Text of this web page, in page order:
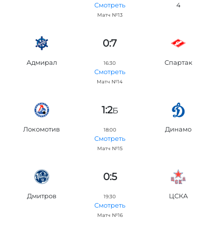
Смотреть
Матч №13
4
0:7
Адмирал 16:30
Смотреть
Матч №14
Спартак
1:2Б
Локомотив 18:00
Смотреть
Матч №15
Динамо
0:5
Дмитров 19:30
Смотреть
Матч №16
ЦСКА